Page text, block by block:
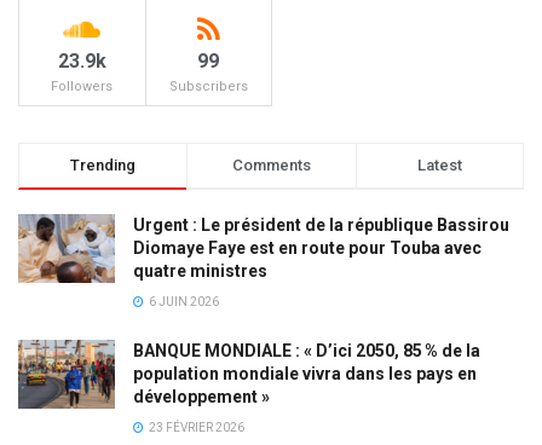
23.9k
Followers
99
Subscribers
Trending Comments Latest
Urgent : Le président de la république Bassirou
Diomaye Faye est en route pour Touba avec
quatre ministres
6 JUIN 2026
BANQUE MONDIALE : « D’ici 2050, 85 % de la
population mondiale vivra dans les pays en
développement »
23 FÉVRIER 2026